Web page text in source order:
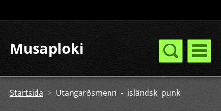
Musaploki
Startsida > Utangarðsmenn - isländsk punk